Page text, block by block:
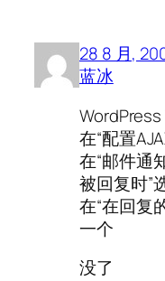
28 8 月,
蓝冰
在“配置
在“邮件通
被回复时”
在“在回复
一个
没了